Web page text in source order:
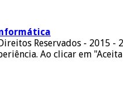
Reservados - 2015 -
Ao clicar em